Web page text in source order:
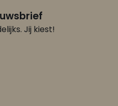
Jij kiest!